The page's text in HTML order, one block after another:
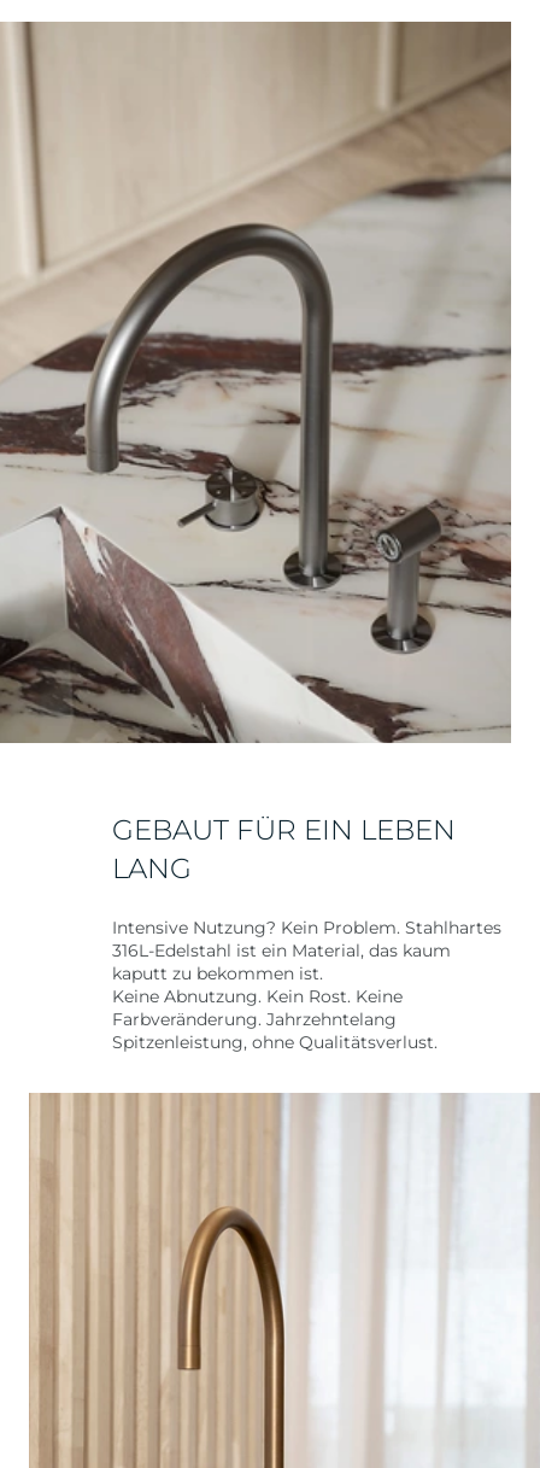
GEBAUT FÜR EIN LEBEN
LANG
Intensive Nutzung? Kein Problem. Stahlhartes
316L-Edelstahl ist ein Material, das kaum
kaputt zu bekommen ist.
Keine Abnutzung. Kein Rost. Keine
Farbveränderung. Jahrzehntelang
Spitzenleistung, ohne Qualitätsverlust.